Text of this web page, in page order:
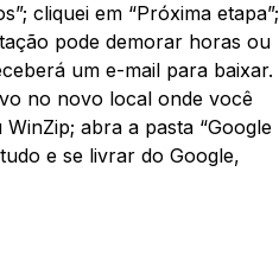
cliquei em “Próxima etapa”;
pode demorar horas ou
um e-mail para baixar.
no novo local onde você
abra a pasta “Google
e se livrar do Google,